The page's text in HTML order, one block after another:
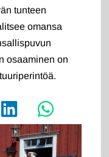
tunteen
omansa
osaaminen on